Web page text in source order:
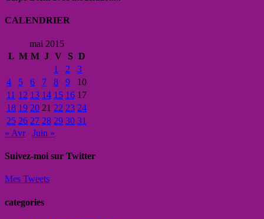
CALENDRIER
mai 2015
L M M J V S D
1
2
3
4
5 6 7 8 9
10
11 12 13 14 15 16 17
18 19 20 21 22 23 24
25 26 27 28 29 30 31
« Avr
Juin »
Suivez-moi sur Twitter
Mes Tweets
categories